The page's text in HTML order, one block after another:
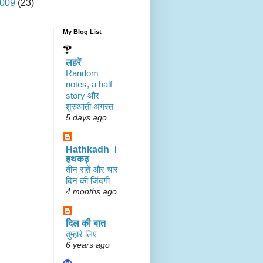
(23)
My Blog List
लहरें
Random
notes, a half
story और
शुरुआती अगस्त
5 days ago
Hathkadh ।
हथकढ़
तीन रातें और चार
दिन की ज़िंदगी
4 months ago
दिल की बात
तुम्हारे लिए
6 years ago